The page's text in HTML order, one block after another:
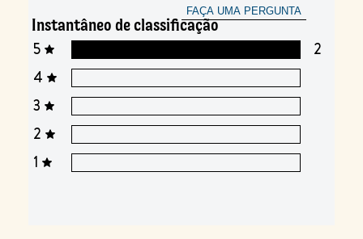
Instantâneo de classificação
5
2
4
3
2
1
FAÇA UMA PERGUNTA